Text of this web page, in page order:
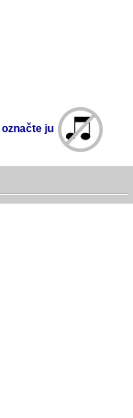
označte ju